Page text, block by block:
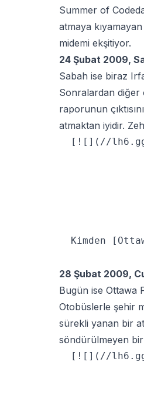
Summer of
atmaya
midemi ekşitiyor.
24 Şubat 2009,
Sabah ise biraz
Sonralardan diğer
raporunun
atmaktan iyidir.
[![](//
Kimden
28 Şubat 2009,
Bugün ise Ottawa
Otobüslerle şehir
sürekli yanan bir
söndürülmeyen bir
[![](//